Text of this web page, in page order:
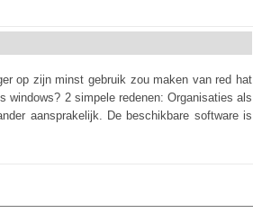
op zijn minst gebruik zou maken van red hat
2 simpele redenen: Organisaties als
aansprakelijk. De beschikbare software is